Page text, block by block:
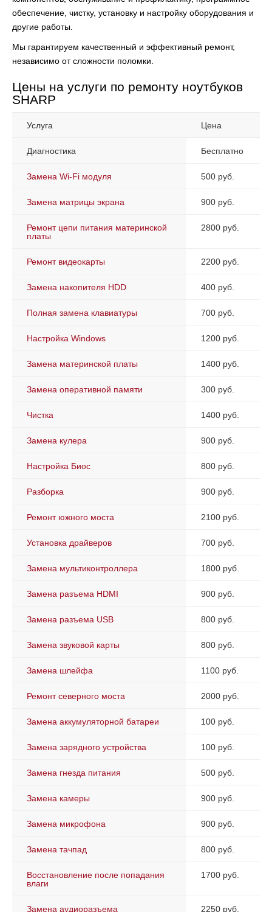
обеспечение, чистку, установку и настройку оборудования и
другие работы.
Мы гарантируем качественный и эффективный ремонт,
независимо от сложности поломки.
Цены на услуги по ремонту ноутбуков
SHARP
Услуга Цена
Диагностика Бесплатно
Замена Wi-Fi модуля 500 руб.
Замена матрицы экрана 900 руб.
Ремонт цепи питания материнской
платы
2800 руб.
Ремонт видеокарты 2200 руб.
Замена накопителя HDD 400 руб.
Полная замена клавиатуры 700 руб.
Настройка Windows 1200 руб.
Замена материнской платы 1400 руб.
Замена оперативной памяти 300 руб.
Чистка 1400 руб.
Замена кулера 900 руб.
Настройка Биос 800 руб.
Разборка 900 руб.
Ремонт южного моста 2100 руб.
Установка драйверов 700 руб.
Замена мультиконтроллера 1800 руб.
Замена разъема HDMI 900 руб.
Замена разъема USB 800 руб.
Замена звуковой карты 800 руб.
Замена шлейфа 1100 руб.
Ремонт северного моста 2000 руб.
Замена аккумуляторной батареи 100 руб.
Замена зарядного устройства 100 руб.
Замена гнезда питания 500 руб.
Замена камеры 900 руб.
Замена микрофона 900 руб.
Замена тачпад 800 руб.
Восстановление после попадания
влаги
1700 руб.
Замена аудиоразъема 2250 руб.